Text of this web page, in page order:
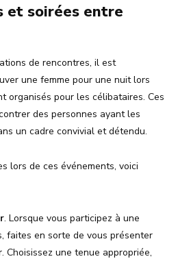
et soirées entre
de rencontres, il est
une femme pour une nuit lors
organisés pour les célibataires. Ces
des personnes ayant les
un cadre convivial et détendu.
lors de ces événements, voici
. Lorsque vous participez à une
faites en sorte de vous présenter
Choisissez une tenue appropriée,